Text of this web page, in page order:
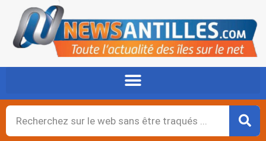
contenu
Rechercher